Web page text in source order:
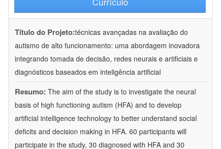
Título do Projeto:técnicas avançadas na avaliação do
autismo de alto funcionamento: uma abordagem inovadora
integrando tomada de decisão, redes neurais e artificiais e
diagnósticos baseados em inteligência artificial
Resumo: The aim of the study is to investigate the neural
basis of high functioning autism (HFA) and to develop
artificial intelligence technology to better understand social
deficits and decision making in HFA. 60 participants will
participate in the study, 30 diagnosed with HFA and 30